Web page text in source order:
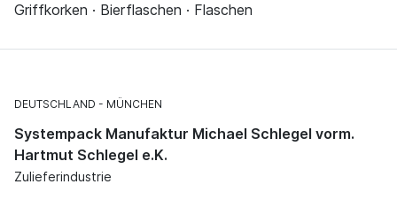
Griffkorken · Bierflaschen · Flaschen
DEUTSCHLAND MÜNCHEN
Systempack Manufaktur Michael Schlegel vorm.
Hartmut Schlegel e.K.
Zulieferindustrie